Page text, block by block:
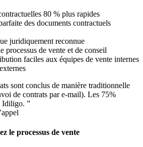
80 % plus rapides
des documents contractuels
juridiquement reconnue
processus de vente et de conseil
faciles aux équipes de vente internes
sont conclus de manière traditionnelle
de contrats par e-mail). Les 75%
Idiligo. ”
le processus de vente